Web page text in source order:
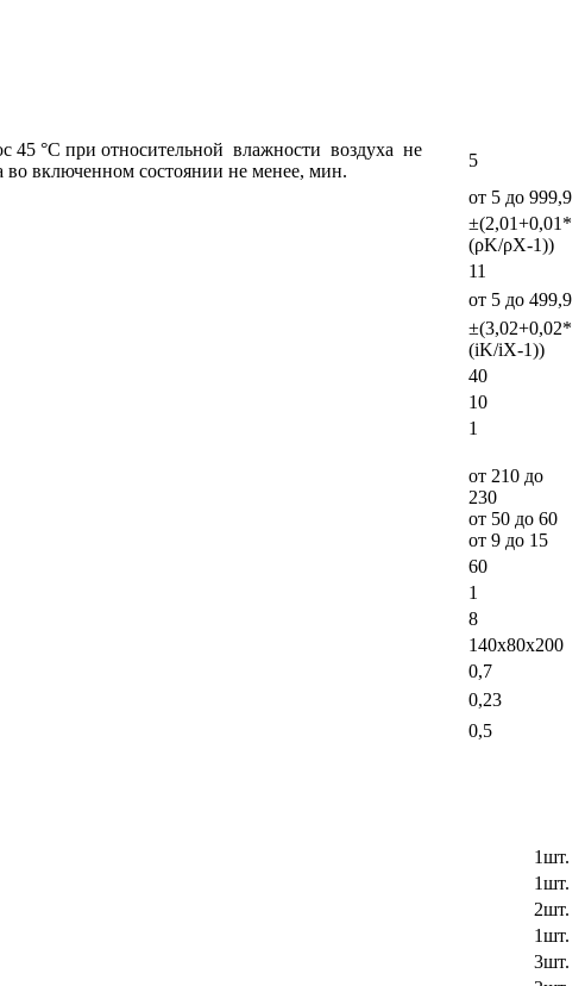
45 °С при относительной влажности воздуха не
во включенном состоянии не менее, мин.
5
от 5 до 999,9
±(2,01+0,01*
(ρK/ρX-1))
11
от 5 до 499,9
±(3,02+0,02*
(iK/iX-1))
40
10
1
от 210 до
230
от 50 до 60
от 9 до 15
60
1
8
140х80х200
0,7
0,23
0,5
1шт.
1шт.
2шт.
1шт.
3шт.